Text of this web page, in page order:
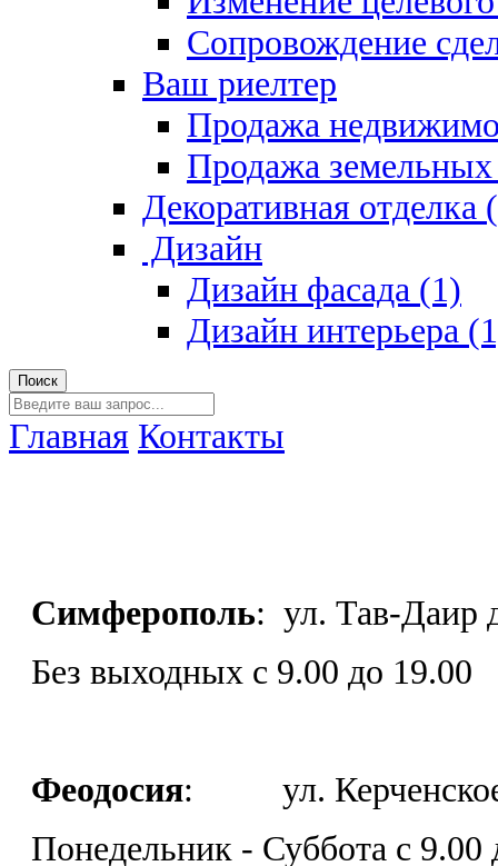
Сопровождение
Ваш риелтер
Продажа
Продажа земельных
Декоративная отделка
Дизайн
Дизайн фасада (1)
Дизайн интерьера
Главная Контакты
Симферополь: ул. Тав-Даир
Без выходных с 9.00 до 19.00
Феодосия: ул. Керченское
Понедельник - Суббота с 9.00